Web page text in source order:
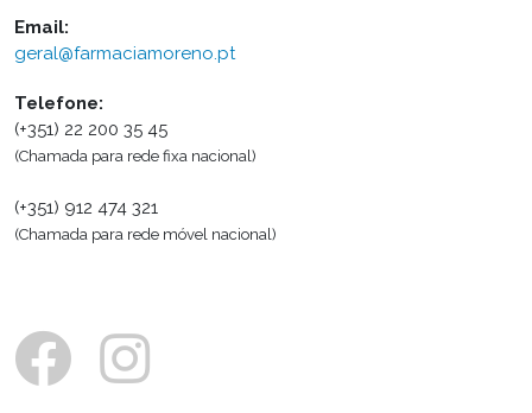
Email:
geral@farmaciamoreno.pt
Telefone:
(+351) 22 200 35 45
(Chamada para rede fixa nacional)
(+351) 912 474 321
(Chamada para rede móvel nacional)